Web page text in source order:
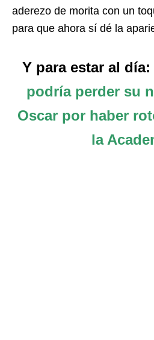
aderezo de morita con un
para que ahora sí dé la
Y para estar al día:
podría perder su
Oscar por haber
la